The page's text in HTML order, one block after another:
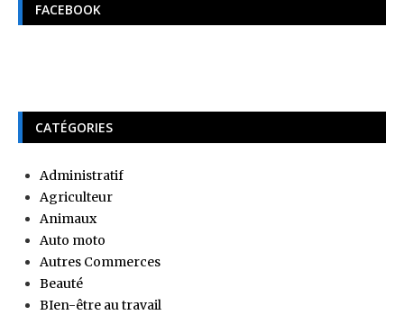
FACEBOOK
CATÉGORIES
Administratif
Agriculteur
Animaux
Auto moto
Autres Commerces
Beauté
BIen-être au travail